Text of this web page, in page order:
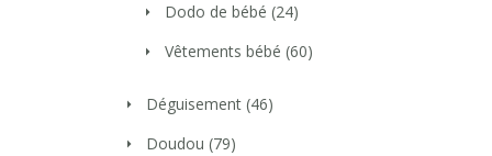
Dodo de bébé (24)
Vêtements bébé (60)
Déguisement (46)
Doudou (79)